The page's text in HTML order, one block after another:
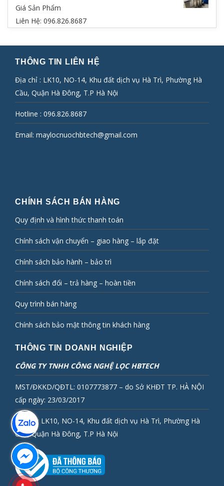
Giá Sản Phẩm
Liên Hệ: 096.826.8687
THÔNG TIN LIÊN HỆ
Địa chỉ : LK10, NO-14, Khu đất dịch vụ Hà Trì, Phường Hà
Cầu, Quận Hà Đông, T.P Hà Nội
Hotline : 096.826.8687
Email: maylocnuochbtech@gmail.com
CHÍNH SÁCH BÁN HÀNG
Quy định và hình thức thanh toán
Chính sách vận chuyển – giao hàng – lắp đặt
Chính sách bảo hành – bảo trì
Chính sách đổi – trả hàng – hoàn tiền
Quy trình bán hàng
Chính sách bảo mật thông tin khách hàng
THÔNG TIN DOANH NGHIỆP
CÔNG TY TNHH CÔNG NGHỆ LỌC HBTECH
MST/ĐKKD/QĐTL: 0107773877 – do Sở KHĐT TP. HÀ NỘI
cấp ngày: 23/03/2017
Địa chỉ: LK10, NO-14, Khu đất dịch vụ Hà Trì, Phường Hà
Cầu, Quận Hà Đông, T.P Hà Nội